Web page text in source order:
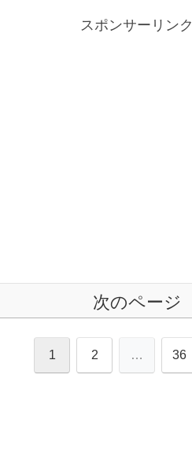
スポンサーリンク
次のページ
1 2 … 36